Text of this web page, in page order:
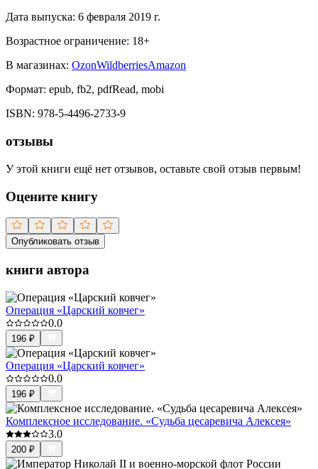
Дата выпуска: 6 февраля 2019 г.
Возрастное ограничение: 18+
В магазинах: OzonWildberriesAmazon
Формат: epub, fb2, pdfRead, mobi
ISBN: 978-5-4496-2733-9
отзывы
У этой книги ещё нет отзывов, оставьте свой отзыв первым!
Оцените книгу
Опубликовать отзыв
книги автора
Операция «Царский ковчег»
0.0
196 ₽
Операция «Царский ковчег»
0.0
196 ₽
Комплексное исследование. «Судьба цесаревича Алексея»
3.0
200 ₽